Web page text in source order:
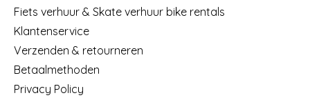
Fiets verhuur & Skate verhuur bike rentals
Klantenservice
Verzenden & retourneren
Betaalmethoden
Privacy Policy